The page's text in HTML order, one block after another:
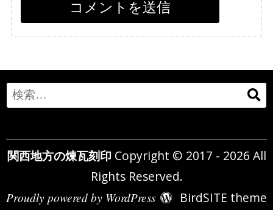
Search
for:
関西地方の煉瓦刻印 Copyright © 2017 - 2026 All
Rights Reserved.
Proudly powered by WordPress
BirdSITE theme